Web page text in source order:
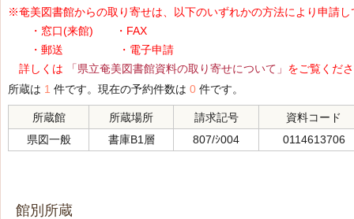
※奄美図書館からの取り寄せは、以下のいずれかの方法により申請し
・窓口(来館) ・FAX
・郵送 ・電子申請
詳しくは
「県立奄美図書館資料の取り寄せについて」 をご覧くだ
所蔵は 1 件です。現在の予約件数は 0 件です。
所蔵館 所蔵場所 請求記号
資料コード
県図一般
書庫B1層 807/ｼ004 0114613706
館別所蔵